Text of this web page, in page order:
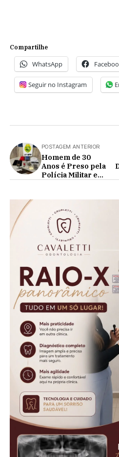
Compartilhe
WhatsApp
Seguir no Instagram
POSTAGEM ANTERIOR
Homem de 30
Anos é Preso pela
Polícia Militar em